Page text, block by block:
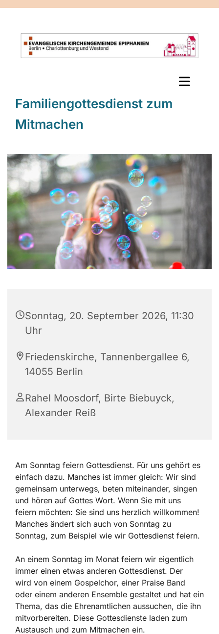
Familiengottesdienst zum
Mitmachen
Sonntag, 20. September 2026, 11:30
Uhr
Friedenskirche, Tannenbergallee 6,
14055 Berlin
Rahel Moosdorf, Birte Biebuyck,
Alexander Reiß
Am Sonntag feiern Gottesdienst. Für uns gehört es
einfach dazu. Manches ist immer gleich: Wir sind
gemeinsam unterwegs, beten miteinander, singen
und hören auf Gottes Wort. Wenn Sie mit uns
feiern möchten: Sie sind uns herzlich willkommen!
Manches ändert sich auch von Sonntag zu
Sonntag, zum Beispiel wie wir Gottesdienst feiern.
An einem Sonntag im Monat feiern wir eigentlich
immer einen etwas anderen Gottesdienst. Der
wird von einem Gospelchor, einer Praise Band
oder einem anderen Ensemble gestaltet und hat ein
Thema, das die Ehrenamtlichen aussuchen, die ihn
mitvorbereiten. Diese Gottesdienste laden zum
Austausch und zum Mitmachen ein.